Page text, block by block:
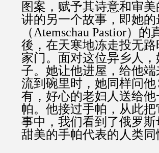
图案，赋予其诗意和审
讲的另一个故事，即她
（Atemschau Pastior）的
後，在天寒地冻走投无
家门。面对这位异乡人
子。她让他进屋，给他
流到碗里时，她同样问
有，好心的老妇人送给
帕。他接过手帕，从此
事中，我们看到了俄罗
甜美的手帕代表的人类